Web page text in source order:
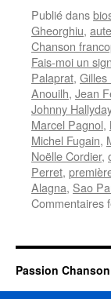
Publié dans
Gheorghiu,
Chanson
Fais-moi un
Palaprat, Gilles
Anouilh, Jean
Johnny Hallyday
Marcel Pagnol,
Michel Fugain,
Noëlle Cordier,
Perret,
Alagna, Sao
Commentaires
Passion Chanson